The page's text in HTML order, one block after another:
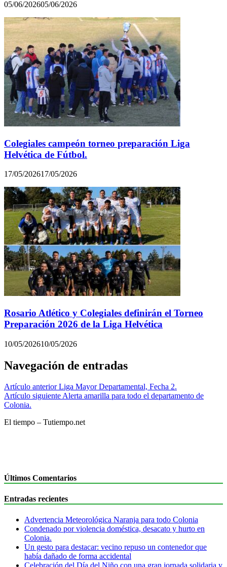
05/06/202605/06/2026
Colegiales campeón torneo preparación Liga
Helvética de Fútbol.
17/05/202617/05/2026
Rosario Atlético y Colegiales definirán el Torneo
Preparación 2026 de la Liga Helvética
10/05/202610/05/2026
Navegación de entradas
Artículo anterior Liga Mayor Departamental, Fecha 2.
Artículo siguienteAlerta amarilla para todo el departamento de
Colonia.
El tiempo – Tutiempo.net
Últimos Comentarios
Entradas recientes
Advertencia Meteorológica Naranja para todo Colonia
Condenado por violencia doméstica, desacato y hurto en
Colonia.
Un gesto para destacar: vecino repuso un contenedor que
había dañado de forma accidental